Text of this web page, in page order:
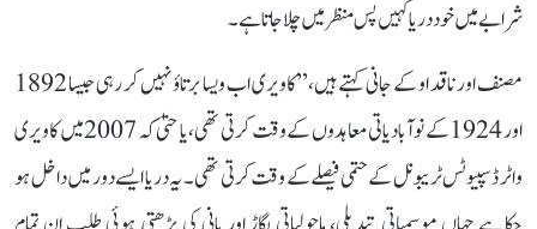
شرابے میں خود دریا کہیں پس منظر میں چلا جاتا ہے۔
مصنف اور ناقد او کے جانی کہتے ہیں، ’’کاویری اب ویسا برتاؤ نہیں کر رہی جیسا 1892
اور 1924 کے نوآبادیاتی معاہدوں کے وقت کرتی تھی، یا حتیٰ کہ 2007 میں کاویری
واٹر ڈسپیوٹس ٹریبونل کے حتمی فیصلے کے وقت کرتی تھی۔ یہ دریا ایسے دور میں داخل ہو